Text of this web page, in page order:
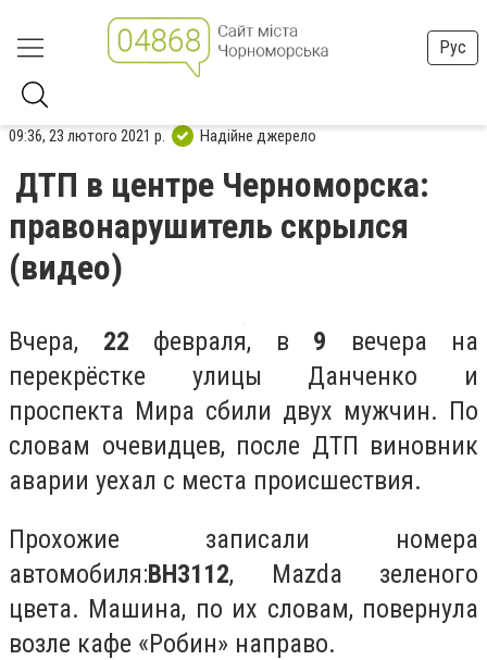
Рус
09:36, 23 лютого 2021 р. Надійне джерело
ДТП в центре Черноморска:
правонарушитель скрылся
(видео)
Вчера, 22 февраля, в 9 вечера на
перекрёстке улицы Данченко и
проспекта Мира сбили двух мужчин. По
словам очевидцев, после ДТП виновник
аварии уехал с места происшествия.
Прохожие записали номера
автомобиля:ВН3112, Mazda зеленого
цвета. Машина, по их словам, повернула
возле кафе «Робин» направо.